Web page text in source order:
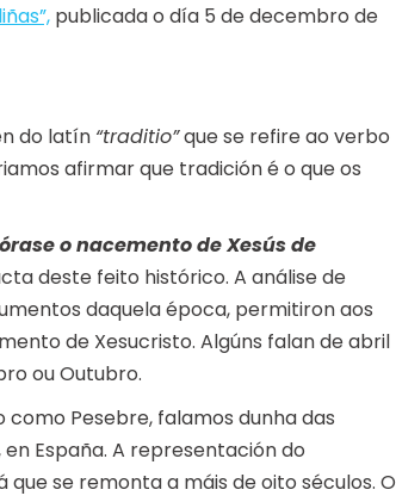
publicada o día 5 de decembro de
do latín “traditio”que se refire ao verbo
afirmar que tradición é o que os
o nacemento de Xesús de
deste feito histórico. A análise de
daquela época, permitiron aos
de Xesucristo. Algúns falan de abril
ou Outubro.
Pesebre, falamos dunha das
España. A representación do
se remonta a máis de oito séculos. O